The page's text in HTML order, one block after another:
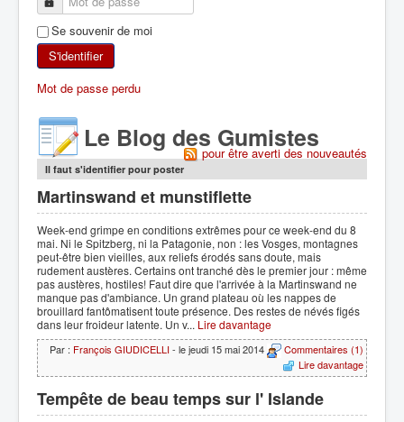
ALPINISME
SKI DE RANDONNÉE
RANDONNÉE PÉDESTRE
RANDONNÉE SPORTIVE
Se souvenir de moi
S'identifier
Mot de passe perdu
Le Blog des Gumistes
pour être averti des nouveautés
Il faut s'identifier pour poster
Martinswand et munstiflette
Week-end grimpe en conditions extrêmes pour ce week-end du 8
mai. Ni le Spitzberg, ni la Patagonie, non : les Vosges, montagnes
peut-être bien vieilles, aux reliefs érodés sans doute, mais
rudement austères. Certains ont tranché dès le premier jour : même
pas austères, hostiles! Faut dire que l'arrivée à la Martinswand ne
manque pas d'ambiance. Un grand plateau où les nappes de
brouillard fantômatisent toute présence. Des restes de névés figés
dans leur froideur latente. Un v... Lire davantage
Par : François GIUDICELLI- le jeudi 15 mai 2014
Commentaires (1)
Lire davantage
Tempête de beau temps sur l' Islande